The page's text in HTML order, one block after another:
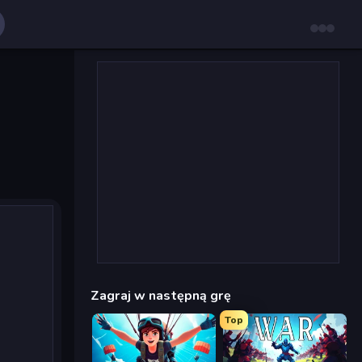
Zagraj w następną grę
Top